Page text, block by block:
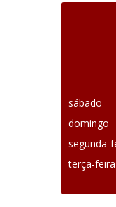
sábado
domingo
segunda-
terça-feira